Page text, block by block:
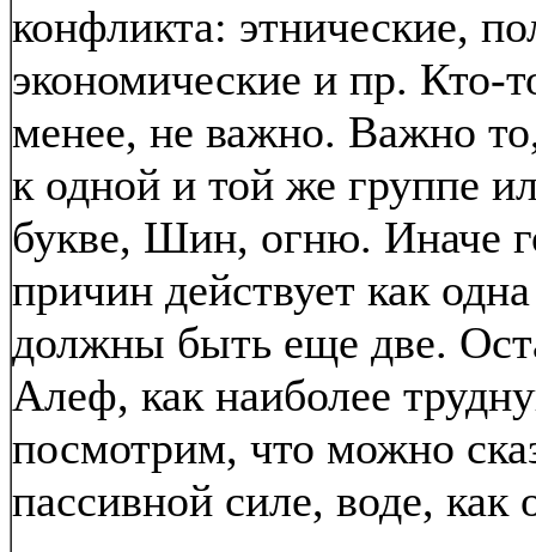
конфликта: этнические,
экономические и пр. Кто-
менее, не важно. Важно
к одной и той же группе
букве, Шин, огню. Иначе
причин действует как
должны быть еще две.
Алеф, как наиболее
посмотрим, что можно
пассивной силе, воде,